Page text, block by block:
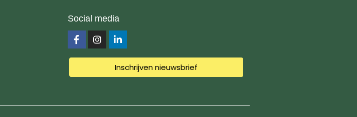
Social media
Inschrijven nieuwsbrief